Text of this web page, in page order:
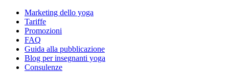
Marketing dello yoga
Tariffe
Promozioni
FAQ
Guida alla pubblicazione
Blog per insegnanti yoga
Consulenze